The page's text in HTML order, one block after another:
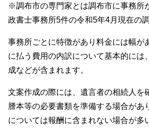
※調布市の専門家とは調布市に事務所
政書士事務所5件の令和5年4月現在の
事務所ごとに特徴があり料金には幅が
に払う費用の内訳について基本的には
成などが含まれます。
文案作成の際には、遺言者の相続人を
謄本等の必要書類を準備する場合があ
については報酬に含まれない場合が多